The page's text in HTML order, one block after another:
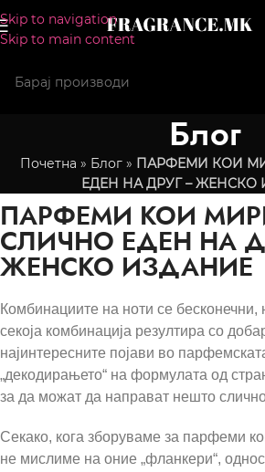
Skip to navigation
Skip to main content
Блог
Почетна » Блог » ПАРФЕМИ КОИ
ЕДЕН НА ДРУГ – ЖЕНСКО
ПАРФЕМИ КОИ
СЛИЧНО ЕДЕН НА
ЖЕНСКО ИЗДАНИЕ
Комбинациите на ноти се бесконечни,
секоја комбинација резултира со
најинтересните појави во
„декодирањето“ на формулата од
за да можат да направат нешто
Секако, кога зборуваме за парфеми
не мислиме на оние „фланкери“,